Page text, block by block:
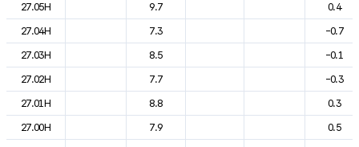
27.05H
9.7
0.4
27.04H
7.3
-0.7
27.03H
8.5
-0.1
27.02H
7.7
-0.3
27.01H
8.8
0.3
27.00H
7.9
0.5